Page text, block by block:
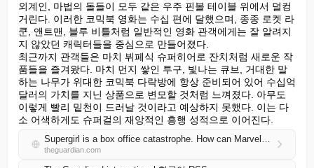
외계인, 마법의 돌들이 모두 같은 우주 핀볼 테이블 위에서 덜컹
거린다. 이러한 코믹북 영화는 수십 편에 달했으며, 종종 로켓 라
쿤, 앤트맨, 블루 비틀처럼 일반적인 영화 관객에게는 잘 알려지
지 않았던 캐릭터들을 중심으로 만들어졌다.
최근까지 관객들은 마치 뷔페식 슈퍼히어로 잔치처럼 새로운 작
품들을 즐겨왔다. 마치 먼지 쌓인 투구, 빛나는 큐브, 거대한 말
하는 나무가 위대한 코믹북 다락방에 항상 준비되어 있어 수십억
달러의 가치를 지닌 상품으로 변모할 것처럼 느껴졌다. 아무도
이렇게 빨리 밑천이 드러날 것이라고 예상하지 못했다. 이는 다
소 어색하게도 슈퍼걸의 재앙적인 흥행 성적으로 이어진다.
Supergirl is a box office catastrophe. How can Marvel and DC save the superhero movie?
theguardian.com